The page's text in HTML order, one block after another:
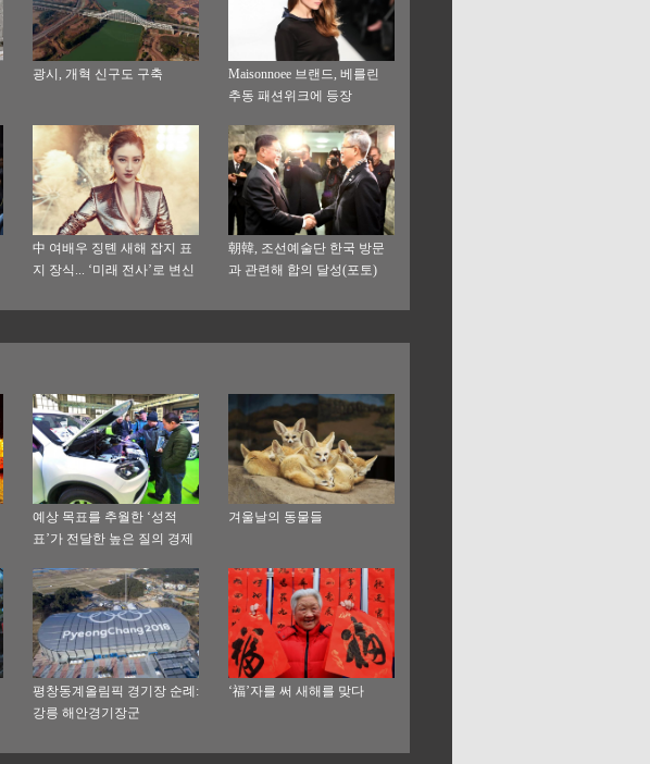
광시, 개혁 신구도 구축
Maisonnoee 브랜드, 베를린
추동 패션위크에 등장
中 여배우 징톈 새해 잡지 표
지 장식... ‘미래 전사’로 변신
朝韓, 조선예술단 한국 방문
과 관련해 합의 달성(포토)
예상 목표를 추월한 ‘성적
표’가 전달한 높은 질의 경제
겨울날의 동물들
평창동계올림픽 경기장 순례:
강릉 해안경기장군
‘福’자를 써 새해를 맞다